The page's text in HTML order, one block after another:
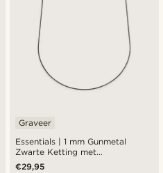
Essentials | 1 mm Gunmetal
Zwarte Ketting met
Slangenschakels
Graveer
€29,95